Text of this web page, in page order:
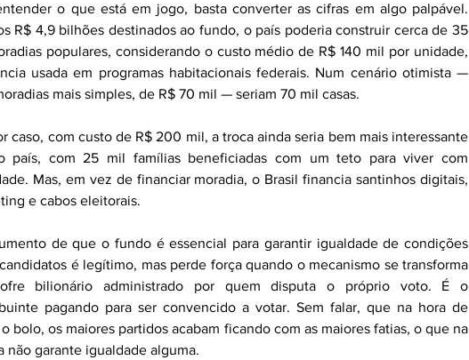
o que está em jogo, basta converter as cifras em algo palpável.
R$ 4,9 bilhões destinados ao fundo, o país poderia construir cerca de 35
populares, considerando o custo médio de R$ 140 mil por unidade,
usada em programas habitacionais federais. Num cenário otimista —
mais simples, de R$ 70 mil — seriam 70 mil casas.
caso, com custo de R$ 200 mil, a troca ainda seria bem mais interessante
país, com 25 mil famílias beneficiadas com um teto para viver com
Mas, em vez de financiar moradia, o Brasil financia santinhos digitais,
e cabos eleitorais.
de que o fundo é essencial para garantir igualdade de condições
é legítimo, mas perde força quando o mecanismo se transforma
bilionário administrado por quem disputa o próprio voto. É o
pagando para ser convencido a votar. Sem falar, que na hora de
bolo, os maiores partidos acabam ficando com as maiores fatias, o que na
não garante igualdade alguma.